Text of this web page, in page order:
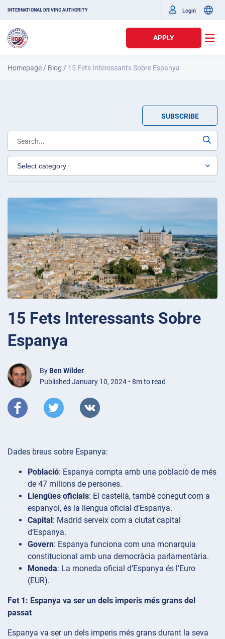
INTERNATIONAL DRIVING AUTHORITY Login
APPLY
Homepage / Blog / 15 Fets Interessants Sobre Espanya
SUBSCRIBE
15 Fets Interessants Sobre
Espanya
By Ben Wilder
Published January 10, 2024 • 8m to read
Dades breus sobre Espanya:
Població: Espanya compta amb una població de més
de 47 milions de persones.
Llengües oficials: El castellà, també conegut com a
espanyol, és la llengua oficial d’Espanya.
Capital: Madrid serveix com a ciutat capital
d’Espanya.
Govern: Espanya funciona com una monarquia
constitucional amb una democràcia parlamentària.
Moneda: La moneda oficial d’Espanya és l’Euro
(EUR).
Fet 1: Espanya va ser un dels imperis més grans del
passat
Espanya va ser un dels imperis més grans durant la seva